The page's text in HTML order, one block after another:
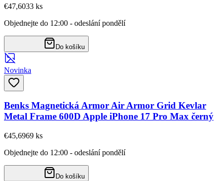
€47,6033 ks
Objednejte do 12:00 - odeslání pondělí
Do košíku
Novinka
Benks Magnetická Armor Air Armor Grid Kevlar
Metal Frame 600D Apple iPhone 17 Pro Max černý
€45,6969 ks
Objednejte do 12:00 - odeslání pondělí
Do košíku